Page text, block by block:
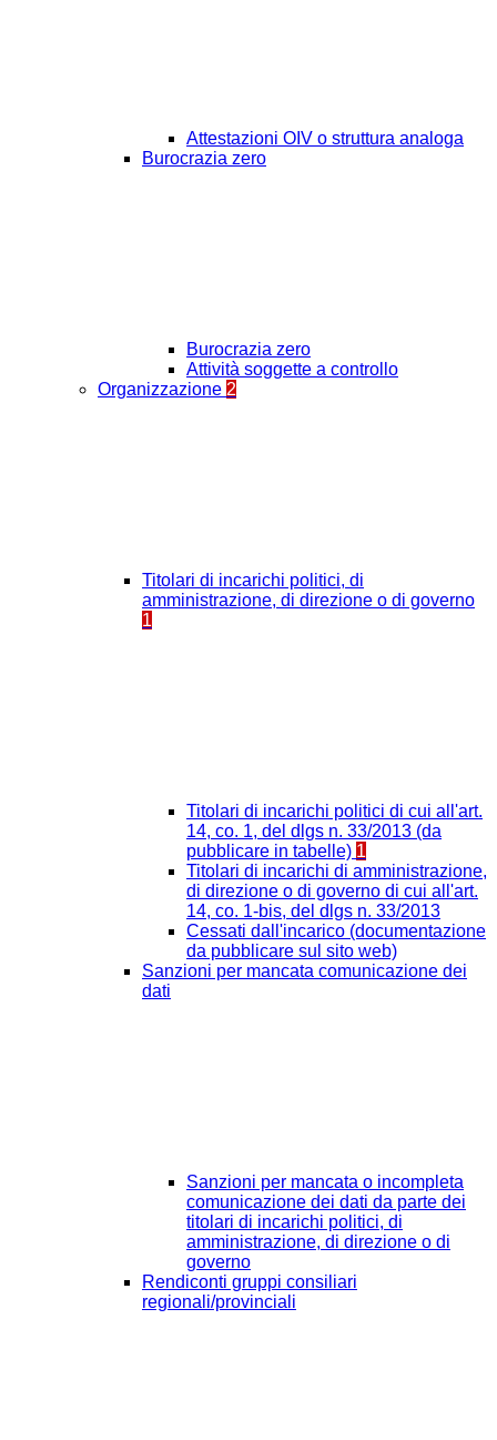
Attestazioni OIV o struttura analoga
Burocrazia zero
Burocrazia zero
Attività soggette a controllo
Organizzazione 2
Titolari di incarichi politici, di
amministrazione, di direzione o di governo
1
Titolari di incarichi politici di cui all'art.
14, co. 1, del dlgs n. 33/2013 (da
pubblicare in tabelle) 1
Titolari di incarichi di amministrazione,
di direzione o di governo di cui all'art.
14, co. 1-bis, del dlgs n. 33/2013
Cessati dall'incarico (documentazione
da pubblicare sul sito web)
Sanzioni per mancata comunicazione dei
dati
Sanzioni per mancata o incompleta
comunicazione dei dati da parte dei
titolari di incarichi politici, di
amministrazione, di direzione o di
governo
Rendiconti gruppi consiliari
regionali/provinciali